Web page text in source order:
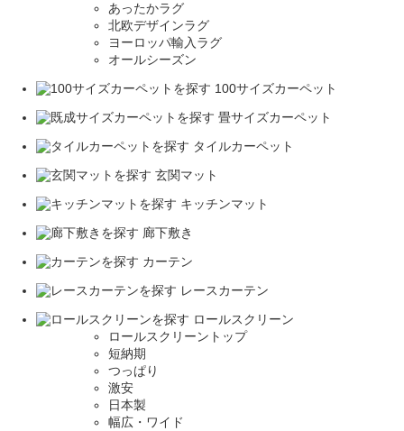
あったかラグ
北欧デザインラグ
ヨーロッパ輸入ラグ
オールシーズン
100サイズカーペット
畳サイズカーペット
タイルカーペット
玄関マット
キッチンマット
廊下敷き
カーテン
レースカーテン
ロールスクリーン
ロールスクリーントップ
短納期
つっぱり
激安
日本製
幅広・ワイド